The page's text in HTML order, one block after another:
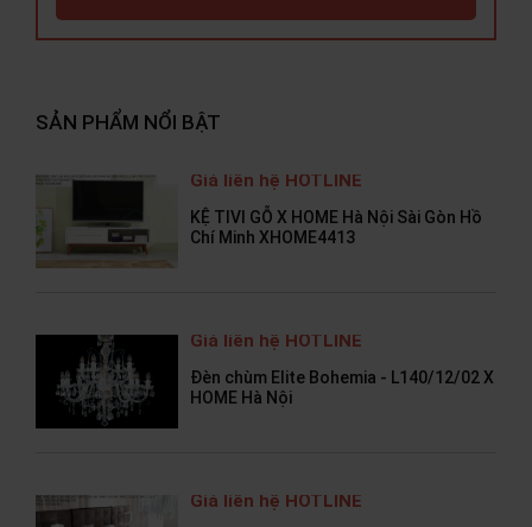
SẢN PHẨM NỔI BẬT
Giá liên hệ HOTLINE
KỆ TIVI GỖ X HOME Hà Nội Sài Gòn Hồ
Chí Minh XHOME4413
Giá liên hệ HOTLINE
Đèn chùm Elite Bohemia - L140/12/02 X
HOME Hà Nội
Giá liên hệ HOTLINE